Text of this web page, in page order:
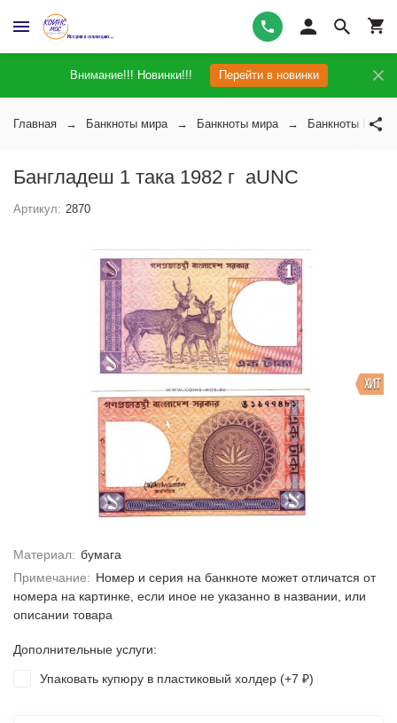
Внимание!!! Новинки!!! Перейти в новинки
Главная Банкноты мира Банкноты мира Банкноты
Бангладеш 1 така 1982 г аUNC
Артикул: 2870
ХИТ
Материал: бумага
Примечание: Номер и серия на банкноте может отличатся от
номера на картинке, если иное не указанно в названии, или
описании товара
Дополнительные услуги:
Упаковать купюру в пластиковый холдер (+7 ₽)